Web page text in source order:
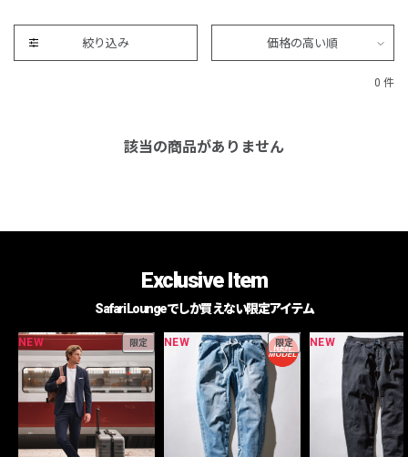
絞り込み 価格の高い順
0 件
該当の商品がありません
Exclusive Item
Safari Loungeでしか買えない限定アイテム
NEW 限定 NEW 限定 NEW